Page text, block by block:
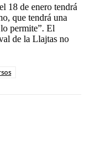
18 de enero tendrá
que tendrá una
permite”. El
de la Llajtas no